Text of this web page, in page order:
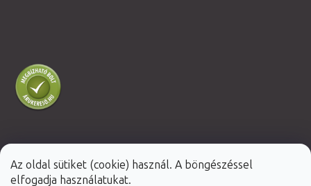
Az oldal sütiket (cookie) használ. A böngészéssel
elfogadja használatukat.
Shoptet Premium készítette